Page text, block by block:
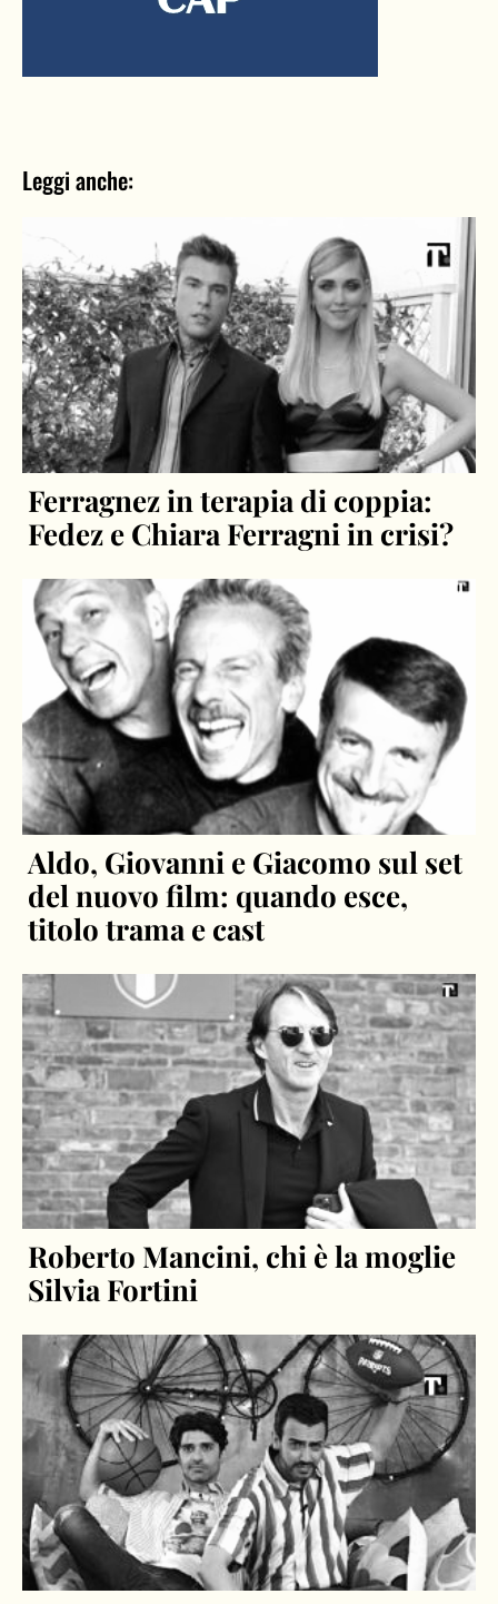
Leggi anche:
Ferragnez in terapia di coppia:
Fedez e Chiara Ferragni in crisi?
Aldo, Giovanni e Giacomo sul set
del nuovo film: quando esce,
titolo trama e cast
Roberto Mancini, chi è la moglie
Silvia Fortini